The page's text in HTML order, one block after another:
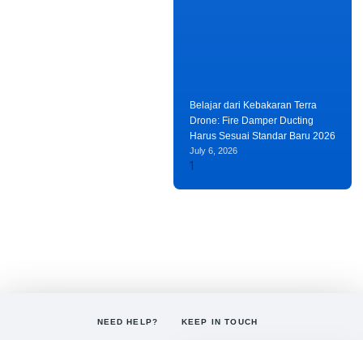
Belajar dari Kebakaran Terra
Drone: Fire Damper Ducting
Harus Sesuai Standar Baru 2026
July 6, 2026
NEED HELP? KEEP IN TOUCH